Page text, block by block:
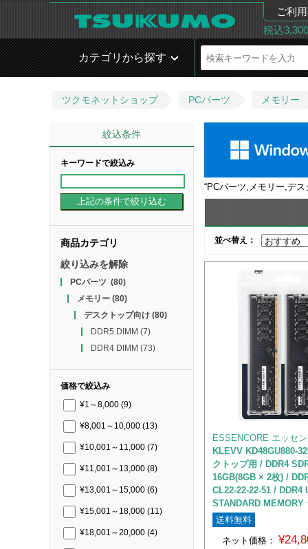
ご利
税込
カテゴリから探す
ツクモネットショップ PCパーツ メモリー
絞込条件
キーワードで絞込み
商品カテゴリ
絞り込みを解除
PCパーツ (80)
メモリー(80)
デスクトップ向け(80)
DDR5 DIMM (7)
DDR4 DIMM (73)
価格で絞込み
¥1～8,000 (9)
¥8,001～10,000 (13)
¥10,001～11,000 (7)
¥11,001～13,000 (8)
¥13,001～15,000 (6)
¥15,001～18,000 (11)
¥18,001～20,000 (4)
“PCパーツ,メモリー,デ
並べ替え：
ESSENCORE エッセ
KLEVV KD48GU880-
クトップ用 / DDR4
16GB(8GB × 2枚) /
CL22-22-22-51 / DDR4
STANDARD MEMORY
送料無料
ネット価格：